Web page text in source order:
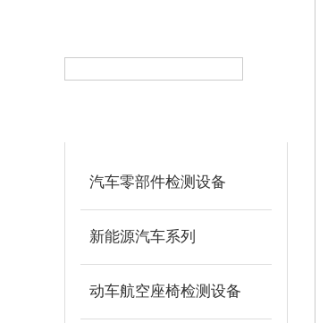
汽车零部件检测设备
新能源汽车系列
动车航空座椅检测设备